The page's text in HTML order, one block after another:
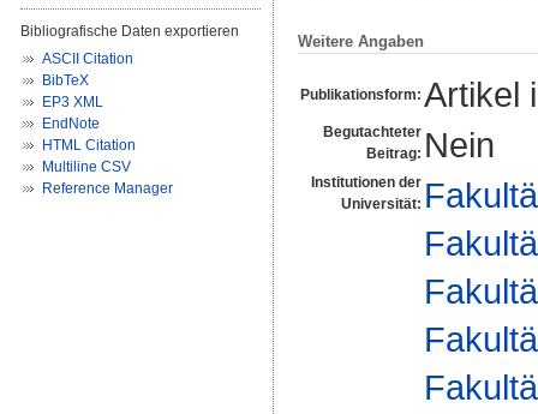
Bibliografische Daten exportieren
ASCII Citation
BibTeX
EP3 XML
EndNote
HTML Citation
Multiline CSV
Reference Manager
Weitere Angaben
Publikationsform: Artikel
Begutachteter
Beitrag: Nein
Institutionen der
Universität: